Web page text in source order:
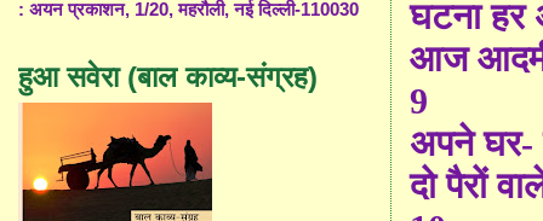
घटना हर
आज
9
अपने घर-
दो पैरों
: अयन प्रकाशन, 1/20, महरौली, नई दिल्ली-110030
हुआ सवेरा (बाल काव्य-संग्रह)